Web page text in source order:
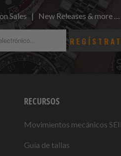
Sales | New Releases & more …
RECURSOS
Movimientos mecánicos
Guía de tallas